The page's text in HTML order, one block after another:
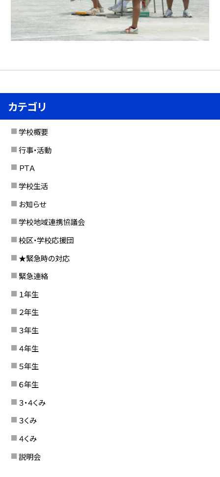
カテゴリ
学校概要
行事・活動
ＰＴＡ
学校生活
お知らせ
学校地域連携協議会
校区・学校応援団
★緊急時の対応
緊急連絡
１年生
２年生
３年生
４年生
５年生
６年生
３・４くみ
３くみ
４くみ
説明会